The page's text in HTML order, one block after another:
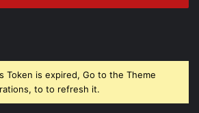
Token is expired, Go to the Theme
to to refresh it.